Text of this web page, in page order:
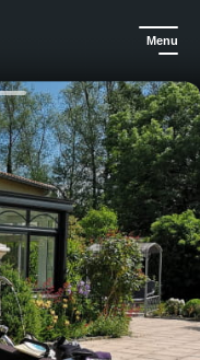
Menu
Unterkunft Maison de l'Etang in Sampigny